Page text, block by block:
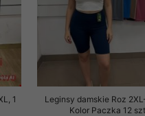
1
Leginsy damskie Roz
Kolor Paczka 12 szt